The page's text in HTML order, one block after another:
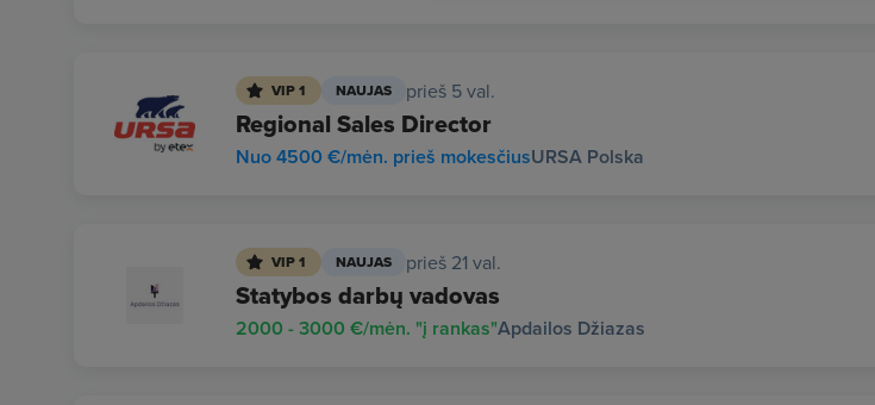
VIP 1 NAUJAS prieš 5 val.
Regional Sales Director
URSA Polska
Nuo 4500 €/mėn. prieš mokesčius
VIP 1 NAUJAS prieš 21 val.
Statybos darbų vadovas
Apdailos Džiazas
2000 - 3000 €/mėn. "į rankas"